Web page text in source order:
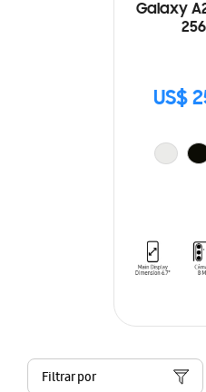
Galaxy
US$
Filtrar por